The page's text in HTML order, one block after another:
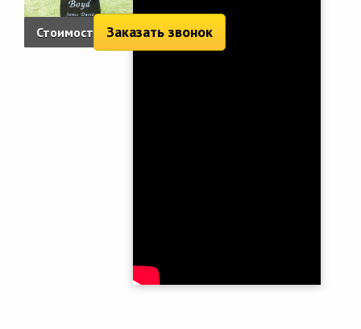
Стоимость: 1 537 руб.
Заказать звонок